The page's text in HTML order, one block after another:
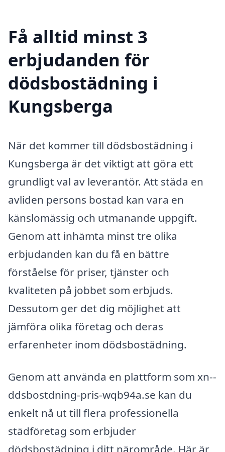
Få alltid minst 3
erbjudanden för
dödsbostädning i
Kungsberga
När det kommer till dödsbostädning i
Kungsberga är det viktigt att göra ett
grundligt val av leverantör. Att städa en
avliden persons bostad kan vara en
känslomässig och utmanande uppgift.
Genom att in­hämta minst tre olika
erbjudanden kan du få en bättre
förståelse för priser, tjänster och
kvaliteten på jobbet som erbjuds.
Dessutom ger det dig möjlighet att
jämföra olika företag och deras
erfarenheter inom dödsbostädning.
Genom att använda en plattform som xn--
ddsbostdning-pris-wqb94a.se kan du
enkelt nå ut till flera professionella
städföretag som erbjuder
dödsbostädning i ditt närområde. Här är